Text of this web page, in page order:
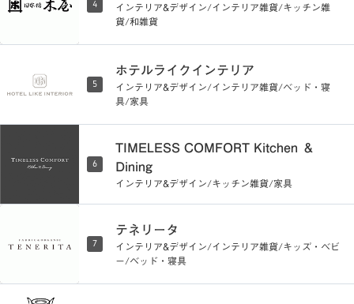
4
インテリア&デザイン/インテリア雑貨/キッチン雑
貨/和雑貨
5
ホテルライクインテリア
インテリア&デザイン/インテリア雑貨/ベッド・寝
具/家具
6
TIMELESS COMFORT Kitchen ＆
Dining
インテリア&デザイン/キッチン雑貨/家具
7
テネリータ
インテリア&デザイン/インテリア雑貨/キッズ・ベビ
ー/ベッド・寝具